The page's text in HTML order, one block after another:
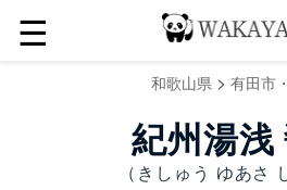
☰
和歌山県 > 有田市
紀州湯浅
（きしゅう ゆあさ